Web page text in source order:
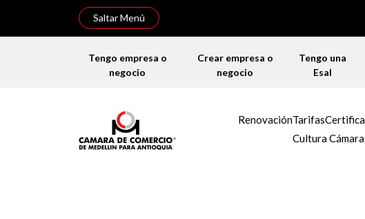
Saltar Menú
Tengo empresa o
negocio
Crear empresa o
negocio
Tengo una
Esal
RenovaciónTarifas
Cultura Cámara